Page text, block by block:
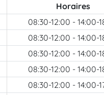
Horaires
08:30-12:00 - 14:00-
08:30-12:00 - 14:00-
08:30-12:00 - 14:00-
08:30-12:00 - 14:00-
08:30-12:00 - 14:00-